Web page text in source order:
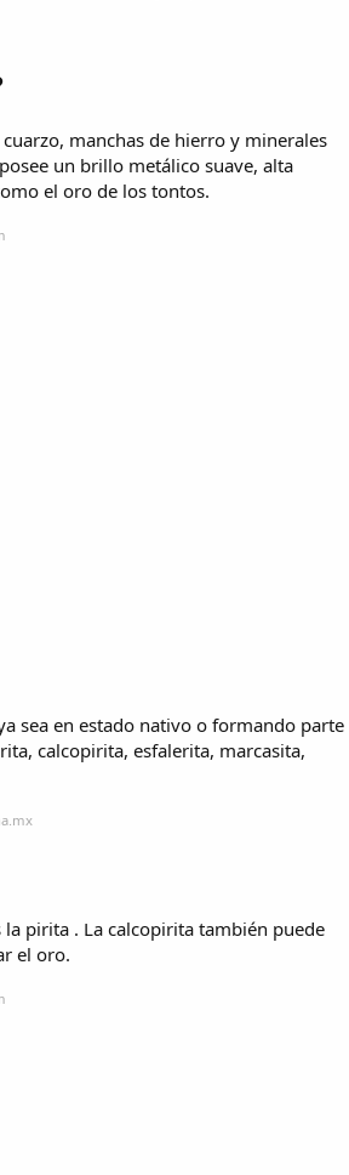
manchas de hierro y minerales
un brillo metálico suave, alta
el oro de los tontos.
sea en estado nativo o formando parte
calcopirita, esfalerita, marcasita,
pirita . La calcopirita también puede
el oro.